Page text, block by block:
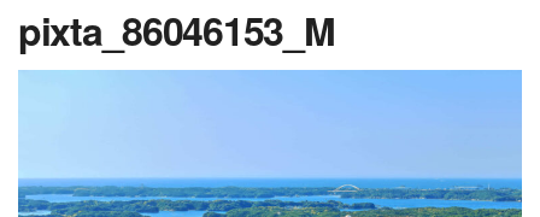
pixta_86046153_M